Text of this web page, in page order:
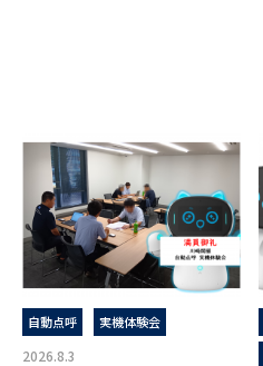
自動点呼 実機体験会
2026.8.3